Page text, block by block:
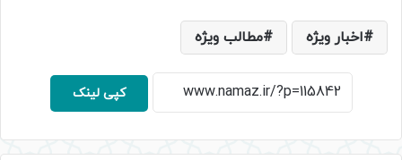
اخبار ویژه مطالب ویژه
کپی لینک